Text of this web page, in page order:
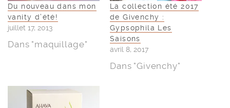
Du nouveau dans mon
vanity d’été!
juillet 17, 2013
Dans "maquillage"
La collection été 2017
de Givenchy :
Gypsophila Les
Saisons
avril 8, 2017
Dans "Givenchy"